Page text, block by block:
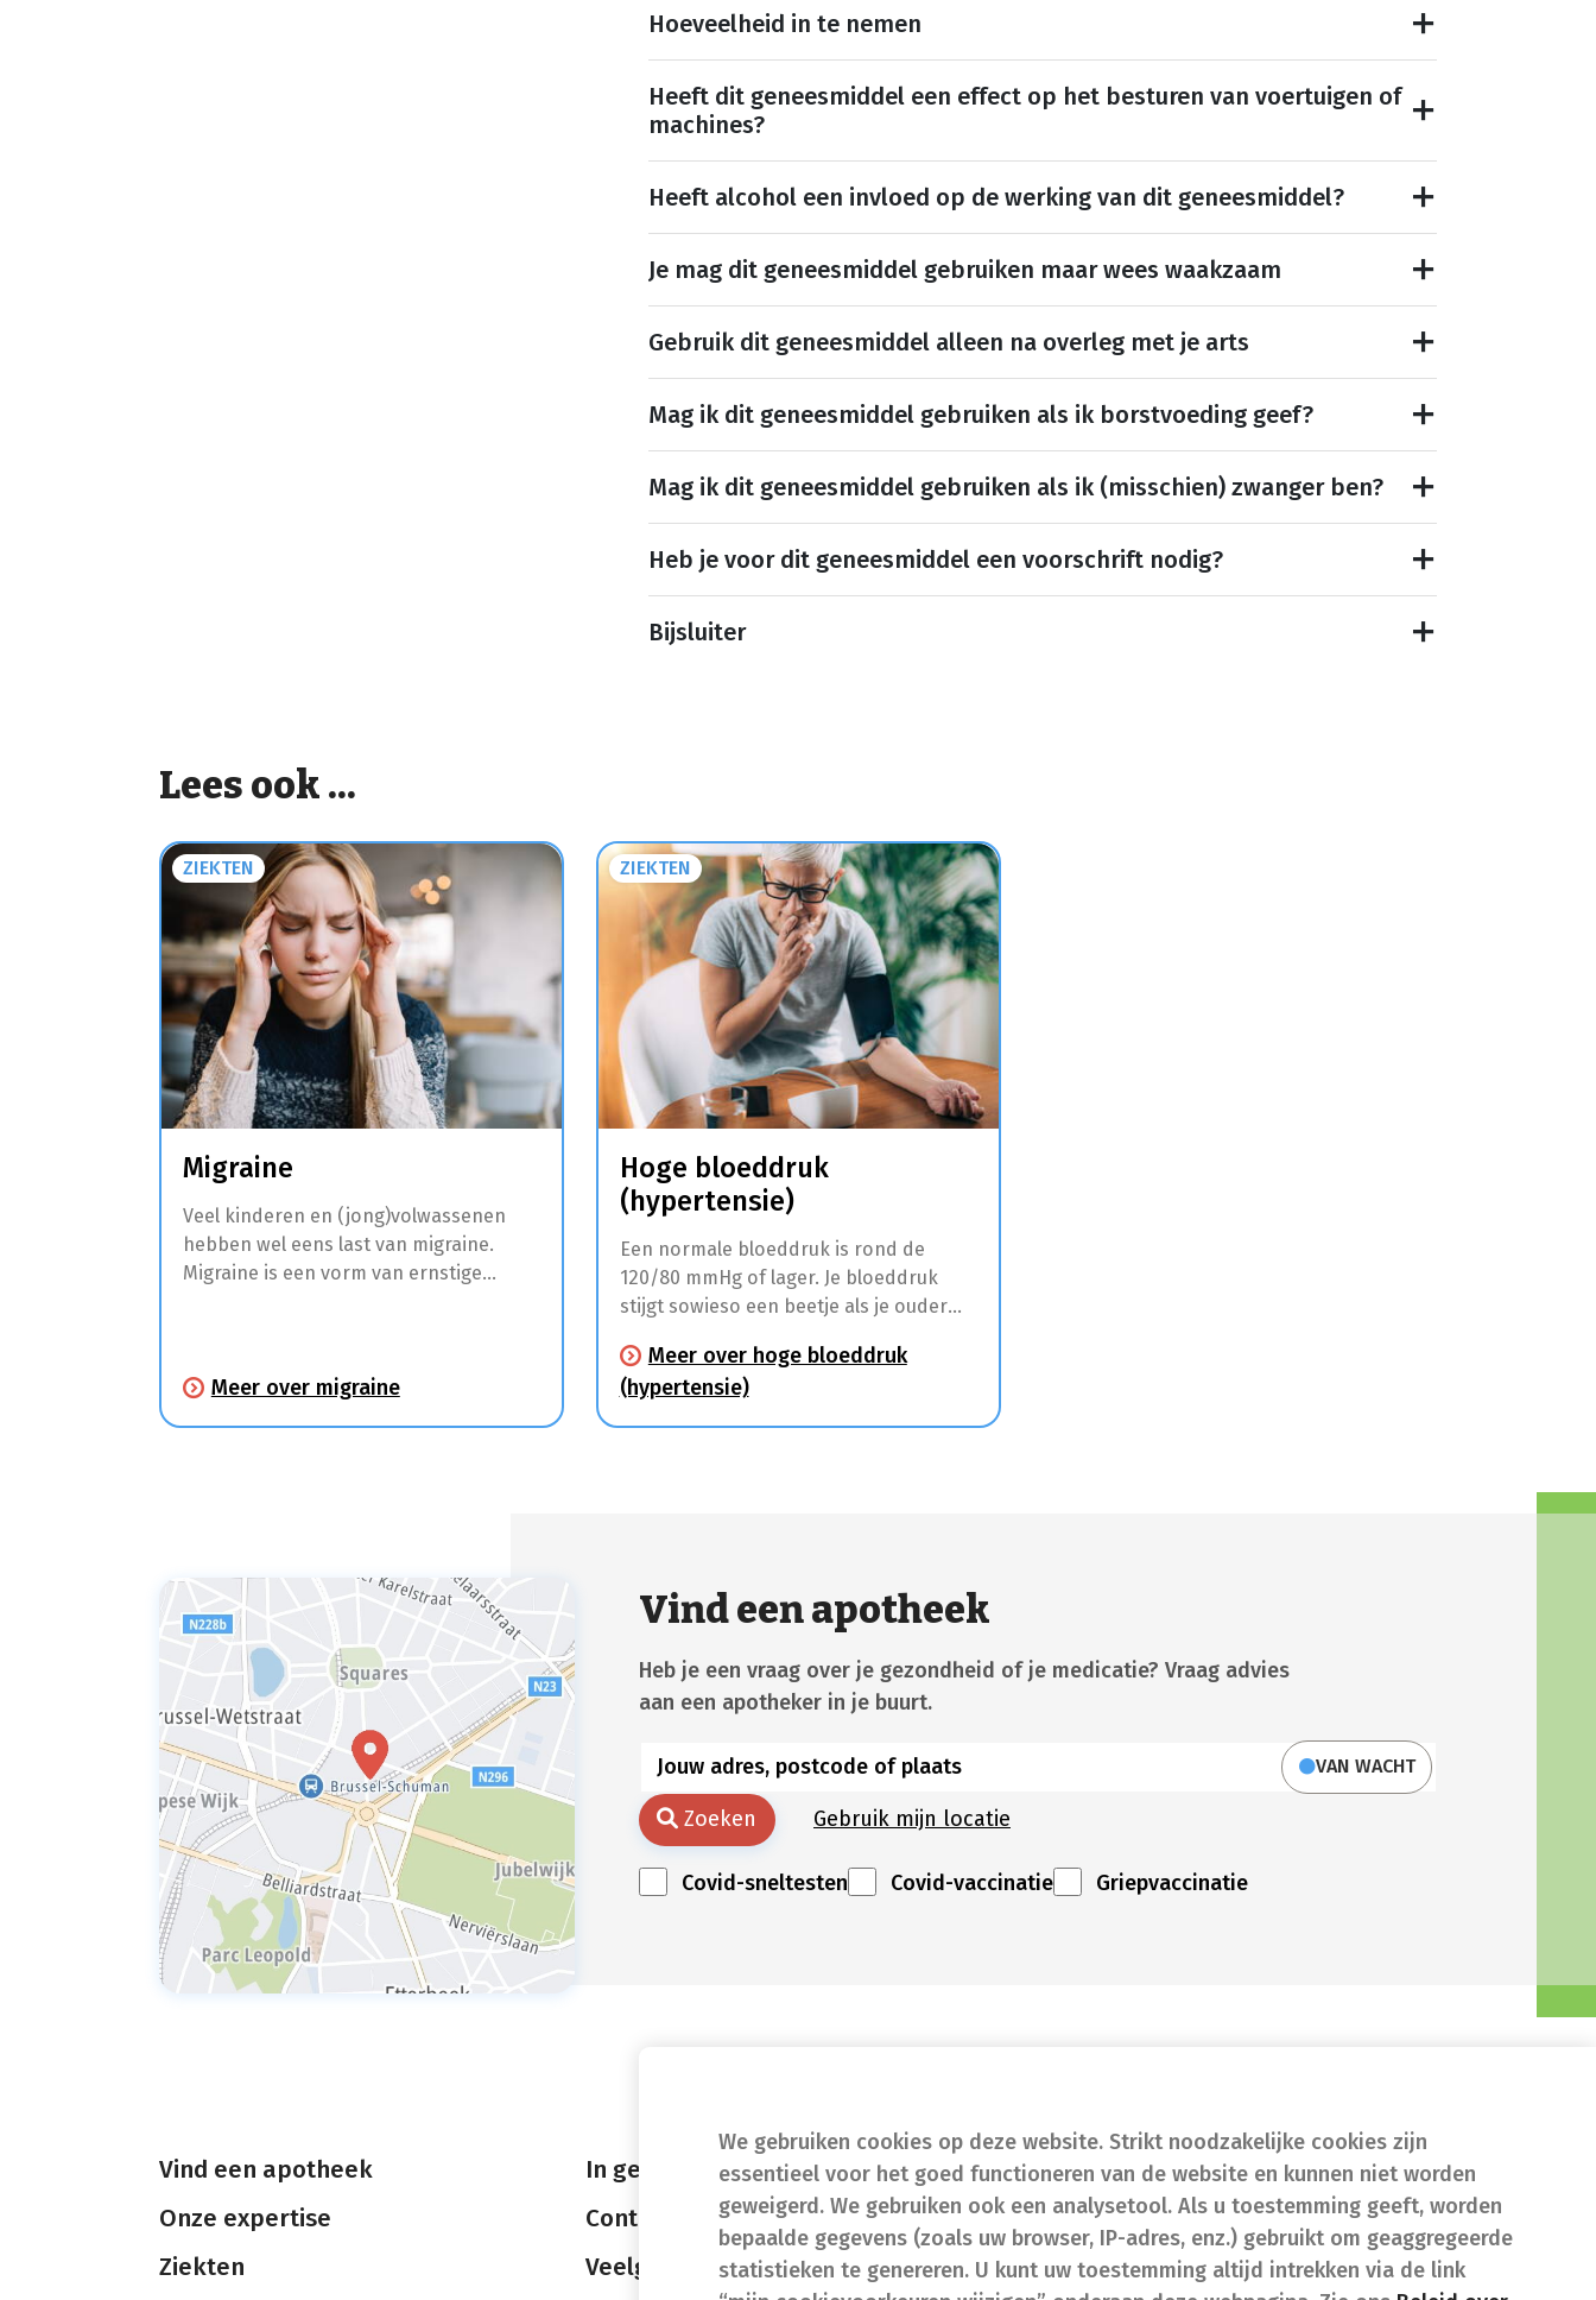
We gebruiken cookies op deze website. Strikt noodzakelijke cookies zijn
essentieel voor het goed functioneren van de website en kunnen niet worden
geweigerd. We gebruiken ook een analysetool. Als u toestemming geeft, worden
bepaalde gegevens (zoals uw browser, IP-adres, enz.) gebruikt om geaggregeerde
statistieken te genereren. U kunt uw toestemming altijd intrekken via de link
Hoeveelheid in te nemen
Heeft dit geneesmiddel een effect op het besturen van voertuigen of
machines?
Heeft alcohol een invloed op de werking van dit geneesmiddel?
Je mag dit geneesmiddel gebruiken maar wees waakzaam
Gebruik dit geneesmiddel alleen na overleg met je arts
Mag ik dit geneesmiddel gebruiken als ik borstvoeding geef?
Mag ik dit geneesmiddel gebruiken als ik (misschien) zwanger ben?
Heb je voor dit geneesmiddel een voorschrift nodig?
Bijsluiter
Lees ook ...
ZIEKTEN
Migraine
Veel kinderen en (jong)volwassenen
hebben wel eens last van migraine.
Migraine is een vorm van ernstige
hoofdpijn krijgt, kan je moe zijn,
Meer over migraine
ZIEKTEN
Hoge bloeddruk
(hypertensie)
Een normale bloeddruk is rond de
120/80 mmHg of lager. Je bloeddruk
stijgt sowieso een beetje als je ouder
mmHg spreken we over hypertensie of
een te hoge bloeddruk. De bloeddruk
Meer over hoge bloeddruk
(hypertensie)
Vind een apotheek
Heb je een vraag over je gezondheid of je medicatie? Vraag advies
aan een apotheker in je buurt.
VAN WACHT
Zoeken Gebruik mijn locatie
Covid-sneltesten Covid-vaccinatie Griepvaccinatie
Vind een apotheek
Onze expertise
Ziekten
In geval van nood
Contact
Veelgestelde vragen (FAQ)